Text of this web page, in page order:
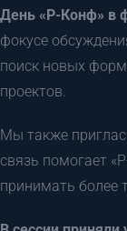
День «Р-Конф» в
фокусе
поиск новых
проектов.
Мы также
связь помогает
принимать более